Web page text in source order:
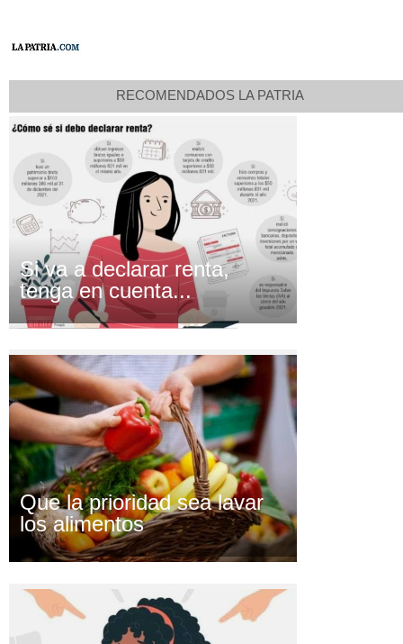
RECOMENDADOS LA PATRIA
Si va a declarar renta,
tenga en cuenta...
Que la prioridad sea lavar
los alimentos